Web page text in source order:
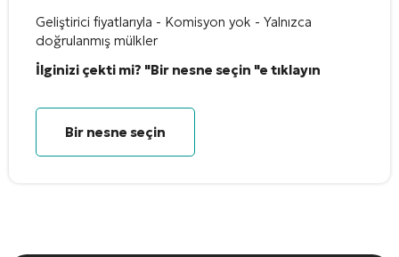
Geliştirici fiyatlarıyla - Komisyon yok - Yalnızca
doğrulanmış mülkler
İlginizi çekti mi? "Bir nesne seçin "e tıklayın
Bir nesne seçin